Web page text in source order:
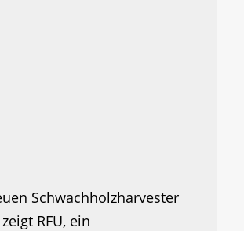
Schwachholzharvester
RFU, ein